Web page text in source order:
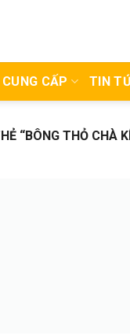
CẤP TIN
“BÔNG THỎ CHÀ